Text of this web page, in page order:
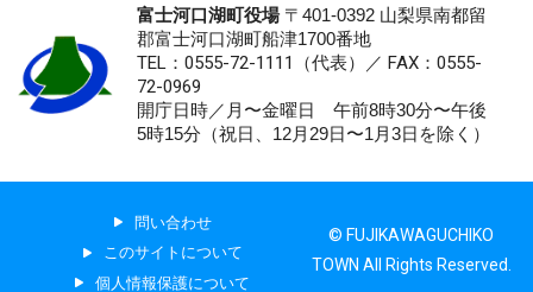
富士河口湖町役場〒401-0392 山梨県南都留
郡富士河口湖町船津1700番地
TEL：0555-72-1111 （代表）／ FAX：0555-
72-0969
開庁日時／月〜金曜日 午前8時30分〜午後
5時15分（祝日、12月29日〜1月3日を除く）
問い合わせ
このサイトについて
個人情報保護について
© FUJIKAWAGUCHIKO
TOWN All Rights Reserved.